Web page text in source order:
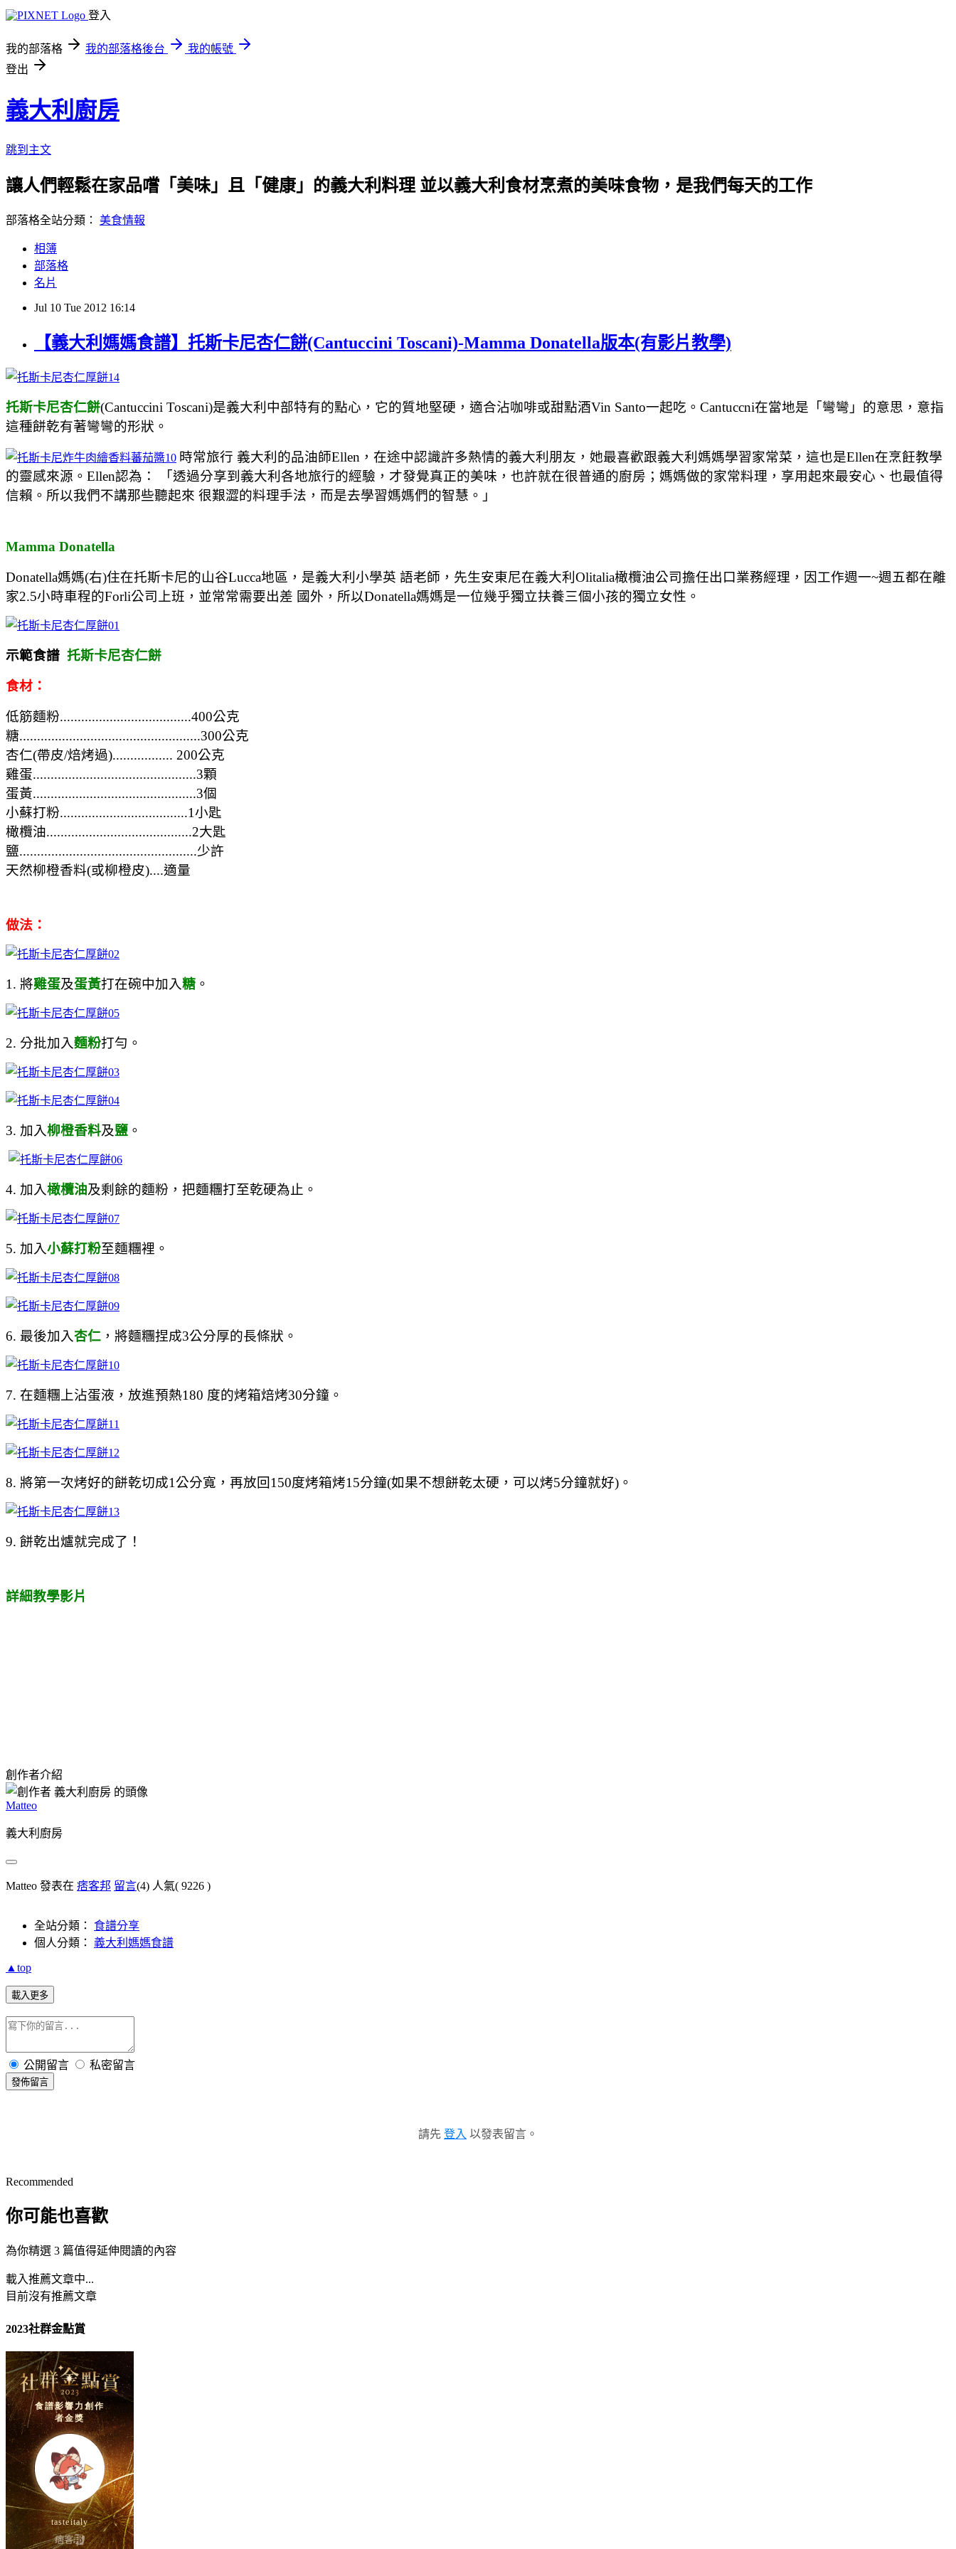
登入
我的部落格 我的部落格後台
我的帳號
登出
義大利廚房
跳到主文
讓人們輕鬆在家品嚐「美味」且「健康」的義大利料理 並以義大利食材烹煮的美味食物，是我們每天的工作
部落格全站分類： 美食情報
相簿
部落格
名片
Jul 10 Tue 2012 16:14
【義大利媽媽食譜】托斯卡尼杏仁餅(Cantuccini Toscani)-Mamma Donatella版本(有影片教學)
托斯卡尼杏仁餅(Cantuccini Toscani)是義大利中部特有的點心，它的質地堅硬，適合沾咖啡或甜點酒Vin Santo一起吃。 Cantuccni在當地是「彎彎」的意思，意指
這種餅乾有著彎彎的形狀。
時常旅行 義大利的品油師Ellen，在途中認識許多熱情的義大利朋友，她最喜歡跟義大利媽媽學習家常菜，這也是Ellen在烹飪教學
的靈感來源。Ellen認為： 「透過分享到義大利各地旅行的經驗，才發覺真正的美味，也許就在很普通的廚房；媽媽做的家常料理，享用起來最安心、也最值得
信賴。所以我們不講那些聽起來 很艱澀的料理手法，而是去學習媽媽們的智慧。」
Mamma Donatella
Donatella媽媽(右)住在托斯卡尼的山谷Lucca地區，是義大利小學英 語老師，先生安東尼在義大利Olitalia橄欖油公司擔任出口業務經理，因工作週一~週五都在離
家2.5小時車程的Forli公司上班，並常常需要出差 國外，所以Donatella媽媽是一位幾乎獨立扶養三個小孩的獨立女性。
示範食譜 托斯卡尼杏仁餅
食材：
低筋麵粉.....................................400公克
糖...................................................300公克
杏仁(帶皮/焙烤過)................. 200公克
雞蛋..............................................3顆
蛋黃..............................................3個
小蘇打粉....................................1小匙
橄欖油.........................................2大匙
鹽..................................................少許
天然柳橙香料(或柳橙皮)....適量
做法：
1. 將雞蛋及蛋黃打在碗中加入糖 。
2. 分批加入麵粉打勻。
3. 加入柳橙香料及鹽 。
4. 加入橄欖油及剩餘的麵粉，把麵糰打至乾硬為止。
5. 加入小蘇打粉至麵糰裡。
6. 最後加入杏仁 ，將麵糰捏成3公分厚的長條狀。
7. 在麵糰上沾蛋液，放進預熱180 度的烤箱焙烤30分鐘。
8. 將第一次烤好的餅乾切成1公分寬，再放回150度烤箱烤15分鐘(如果不想餅乾太硬，可以烤5分鐘就好)。
9. 餅乾出爐就完成了！
詳細教學影片
創作者介紹
Matteo
義大利廚房
Matteo 發表在 痞客邦 留言(4) 人氣( 9226 )
全站分類： 食譜分享
個人分類： 義大利媽媽食譜
▲top
載入更多
公開留言 私密留言
發佈留言
請先 登入 以發表留言。
Recommended
你可能也喜歡
為你精選 3 篇值得延伸閱讀的內容
載入推薦文章中...
目前沒有推薦文章
2023社群金點賞